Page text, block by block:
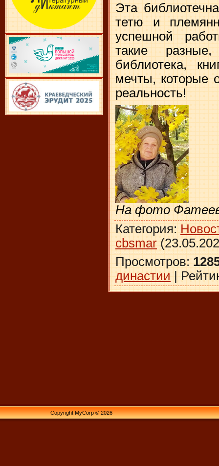
Эта
тетю и
успешной
такие
библиотека,
мечты, которые
реальность!
На фото
Категория:
cbsmar
Просмотров:
династии |
Copyright MyCorp © 2026